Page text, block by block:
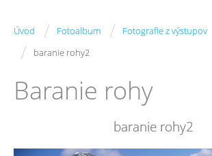
Úvod / Fotoalbum / Fotografie z výstupov
/ baranie rohy2
Baranie rohy
baranie rohy2